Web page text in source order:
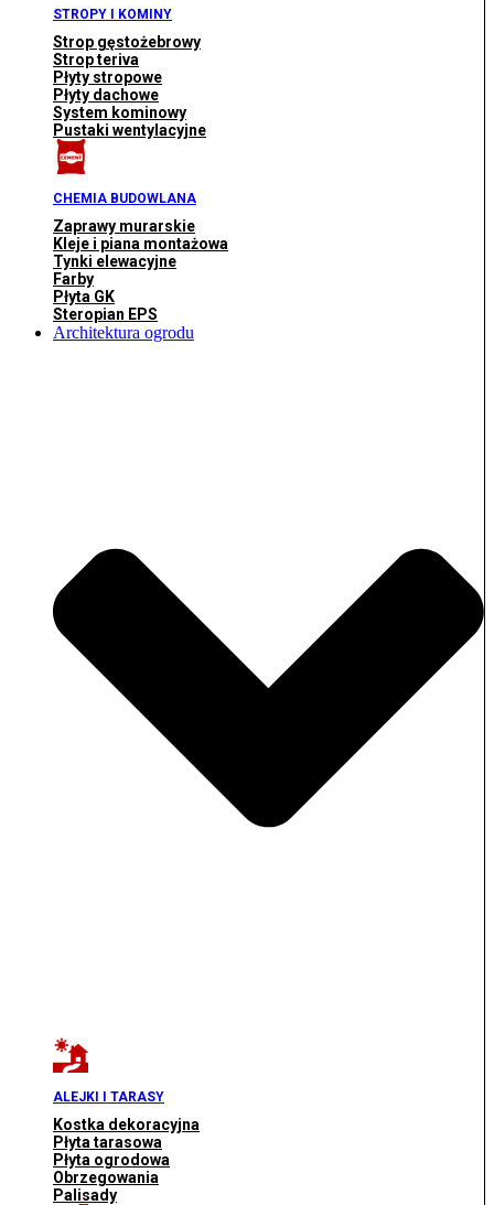
STROPY I KOMINY
Strop gęstożebrowy
Strop teriva
Płyty stropowe
Płyty dachowe
System kominowy
Pustaki wentylacyjne
CHEMIA BUDOWLANA
Zaprawy murarskie
Kleje i piana montażowa
Tynki elewacyjne
Farby
Płyta GK
Steropian EPS
Architektura ogrodu
ALEJKI I TARASY
Kostka dekoracyjna
Płyta tarasowa
Płyta ogrodowa
Obrzegowania
Palisady